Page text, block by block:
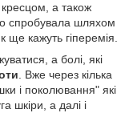
а також
спробувала шляхом
ще кажуть гіперемія.
а болі, які
. Вже через кілька
і поколювання" які
шкіри, а далі і